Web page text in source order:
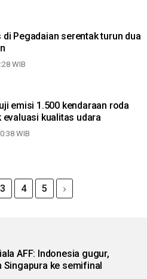
di Pegadaian serentak turun dua
WIB
emisi 1.500 kendaraan roda
evaluasi kualitas udara
WIB
3 4 5
AFF: Indonesia gugur,
Singapura ke semifinal